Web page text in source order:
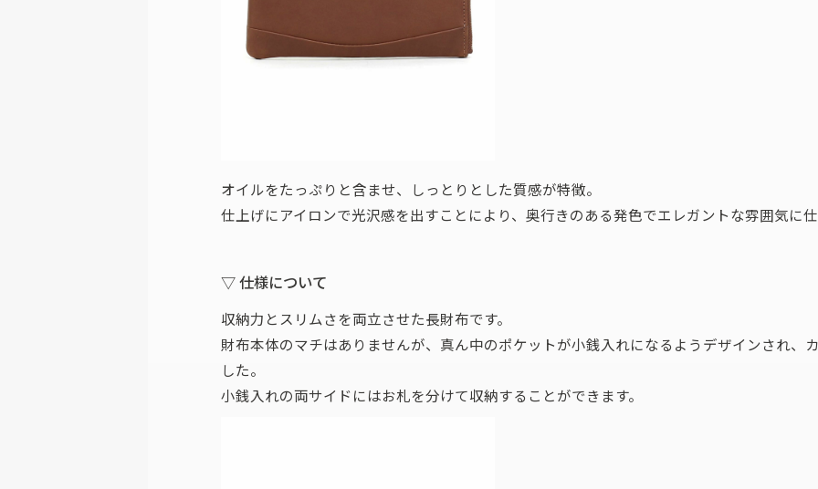
オイルをたっぷりと含ませ、しっとりとした質感が特徴。
仕上げにアイロンで光沢感を出すことにより、奥行きのある発色でエレガントな雰囲気に
▽ 仕様について
収納力とスリムさを両立させた長財布です。
財布本体のマチはありませんが、真ん中のポケットが小銭入れになるようデザインされ、
した。
小銭入れの両サイドにはお札を分けて収納することができます。